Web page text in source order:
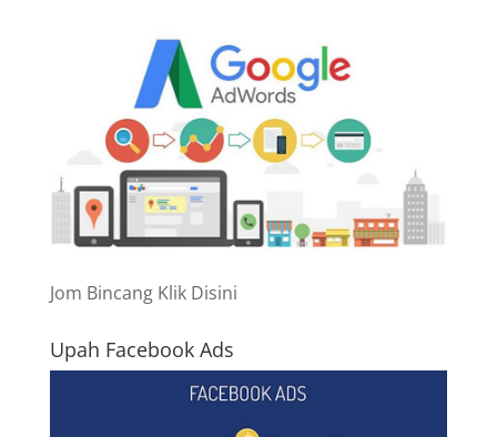
Jom Bincang Klik Disini
Upah Facebook Ads